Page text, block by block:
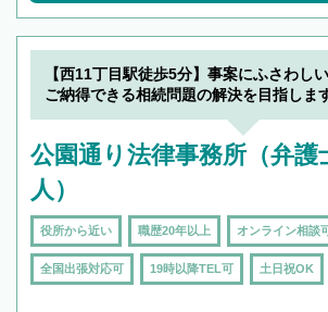
【西11丁目駅徒歩5分】事案にふさわし
ご納得できる相続問題の解決を目指しま
公園通り法律事務所（弁護
人）
役所から近い 職歴20年以上 オンライン相談
全国出張対応可 19時以降TEL可 土日祝OK